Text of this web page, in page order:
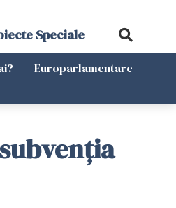
Speciale
Europarlamentare